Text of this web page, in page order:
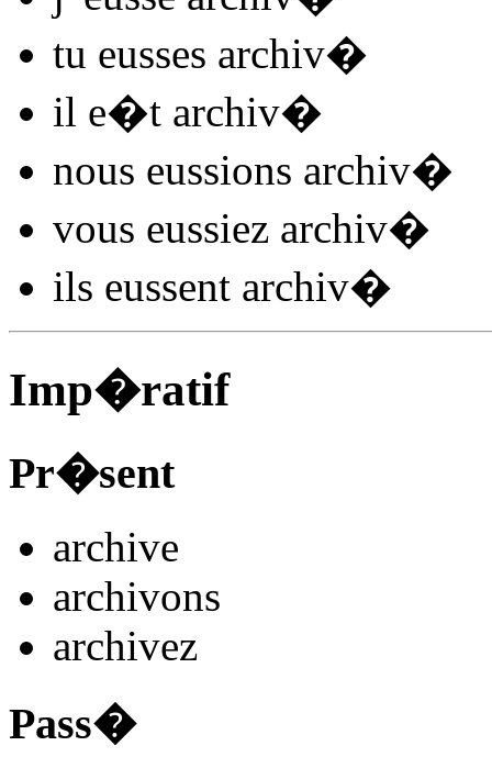
tu eusses archiv�
il e�t archiv�
nous eussions archiv�
vous eussiez archiv�
ils eussent archiv�
Imp�ratif
Pr�sent
archive
archivons
archivez
Pass�